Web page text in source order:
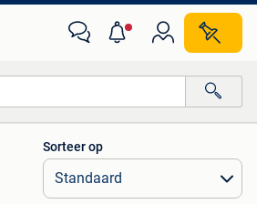
Alle afstanden…
Sorteer op